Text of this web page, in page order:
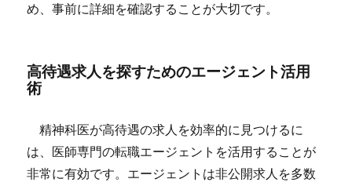
め、事前に詳細を確認することが大切です。
高待遇求人を探すためのエージェント活用
術
精神科医が高待遇の求人を効率的に見つけるに
は、医師専門の転職エージェントを活用することが
非常に有効です。エージェントは非公開求人を多数